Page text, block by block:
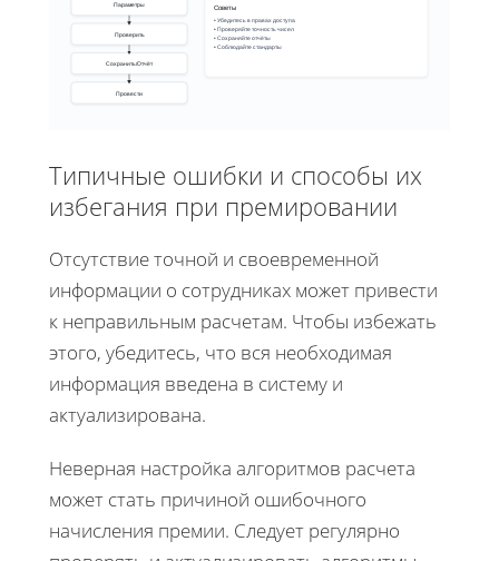
Параметры
Проверить
Сохранить/Отчёт
Провести
Советы
• Убедитесь в правах доступа
• Проверяйте точность чисел
• Сохраняйте отчёты
• Соблюдайте стандарты
Типичные ошибки и способы их
избегания при премировании
Отсутствие точной и своевременной
информации о сотрудниках может привести
к неправильным расчетам. Чтобы избежать
этого, убедитесь, что вся необходимая
информация введена в систему и
актуализирована.
Неверная настройка алгоритмов расчета
может стать причиной ошибочного
начисления премии. Следует регулярно